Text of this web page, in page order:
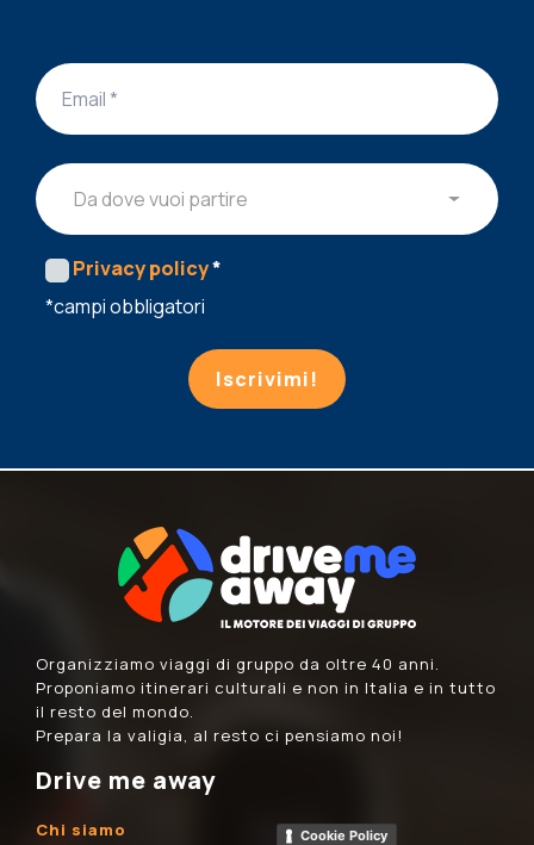
Da dove vuoi partire
Privacy policy*
*campi obbligatori
Iscrivimi!
Organizziamo viaggi di gruppo da oltre 40 anni.
Proponiamo itinerari culturali e non in Italia e in tutto
il resto del mondo.
Prepara la valigia, al resto ci pensiamo noi!
Drive me away
Chi siamo
Cookie Policy